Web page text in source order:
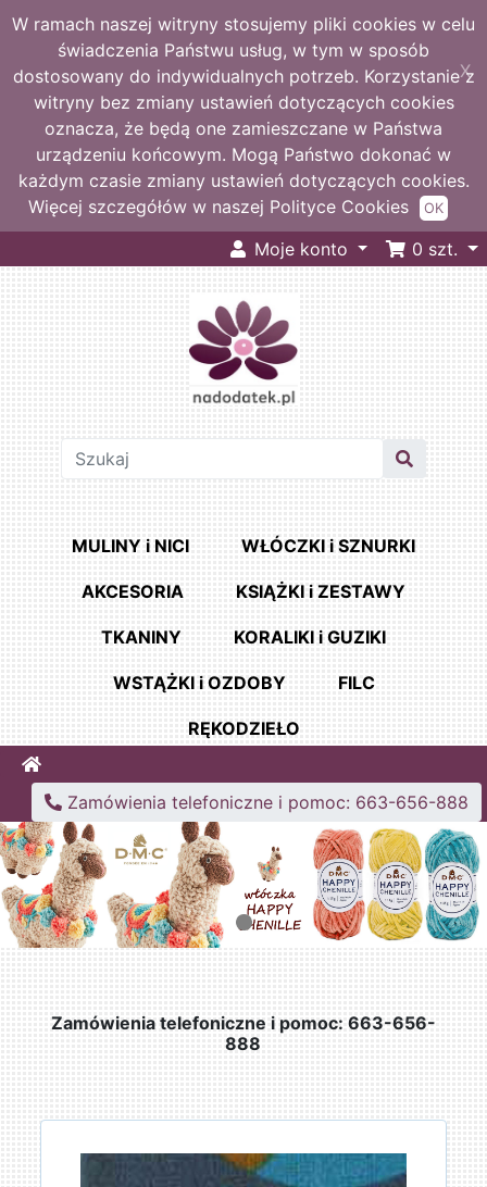
W ramach naszej witryny stosujemy pliki cookies w celu
świadczenia Państwu usług, w tym w sposób
dostosowany do indywidualnych potrzeb. Korzystanie z
witryny bez zmiany ustawień dotyczących cookies
oznacza, że będą one zamieszczane w Państwa
urządzeniu końcowym. Mogą Państwo dokonać w
każdym czasie zmiany ustawień dotyczących cookies.
Więcej szczegółów w naszej Polityce Cookies
X
OK
Moje konto 0 szt.
MULINY i NICI WŁÓCZKI i SZNURKI
AKCESORIA KSIĄŻKI i ZESTAWY
TKANINY KORALIKI i GUZIKI
WSTĄŻKI i OZDOBY FILC
RĘKODZIEŁO
Home
Zamówienia telefoniczne i pomoc: 663-656-888
Zamówienia telefoniczne i pomoc: 663-656-
888